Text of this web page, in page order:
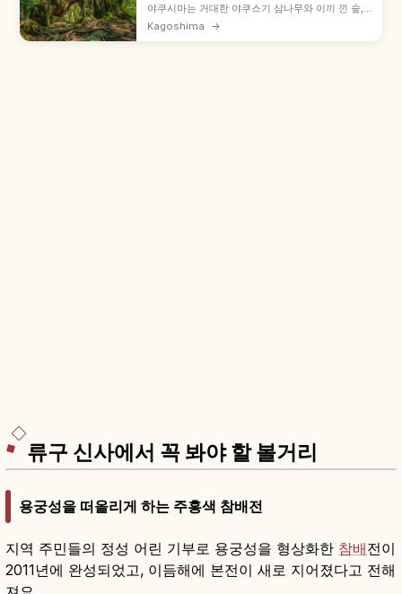
야쿠시마는 거대한 야쿠스기 삼나무와 이끼 낀 숲,
맑은 계곡이 매력인 세계자연유산 섬입니다. 조몬스
기·시라타니운스이쿄 등 핵심 포인트, 코스별 소요
Kagoshima →
류구 신사에서 꼭 봐야 할 볼거리
용궁성을 떠올리게 하는 주홍색 참배전
지역 주민들의 정성 어린 기부로 용궁성을 형상화한 참배전이
2011년에 완성되었고, 이듬해에 본전이 새로 지어졌다고 전해